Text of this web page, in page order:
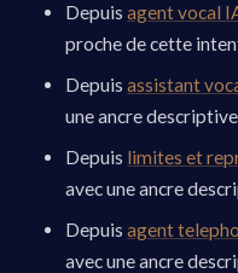
Depuisagent vocal
proche de cette
Depuisassistant
une ancre
Depuis limites et
avec une ancre
Depuisagent
avec une ancre